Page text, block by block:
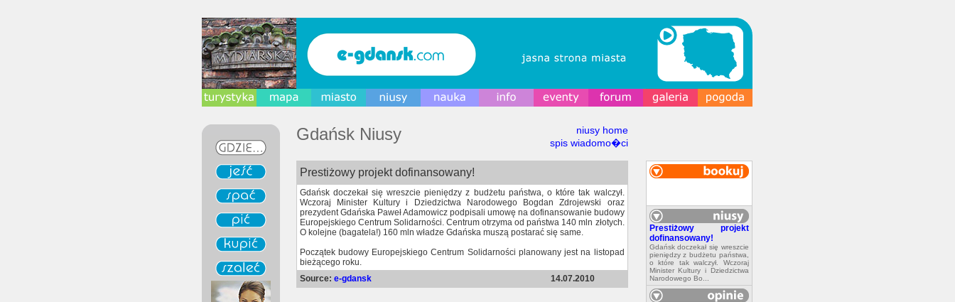
Gdańsk Niusy
niusy home
spis wiadomo�ci
Prestiżowy projekt dofinansowany!
Gdańsk doczekał się wreszcie pieniędzy z budżetu państwa, o które tak walczył.
Wczoraj Minister Kultury i Dziedzictwa Narodowego Bogdan Zdrojewski oraz
prezydent Gdańska Paweł Adamowicz podpisali umowę na dofinansowanie budowy
Europejskiego Centrum Solidarności. Centrum otrzyma od państwa 140 mln złotych.
O kolejne (bagatela!) 160 mln władze Gdańska muszą postarać się same.
Początek budowy Europejskiego Centrum Solidarności planowany jest na listopad
bieżącego roku.
Source: e-gdansk 14.07.2010
Prestiżowy projekt
dofinansowany!
Gdańsk doczekał się wreszcie
pieniędzy z budżetu państwa,
o które tak walczył. Wczoraj
Minister Kultury i Dziedzictwa
Narodowego Bo...